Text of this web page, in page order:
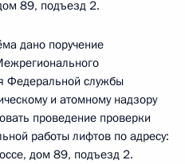
89, подъезд 2.
дано поручение
Федеральной службы
и атомному надзору
проведение проверки
работы лифтов по адресу:
дом 89, подъезд 2.